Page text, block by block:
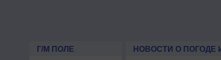
Г/М ПОЛЕ НОВОСТИ О ПОГОДЕ